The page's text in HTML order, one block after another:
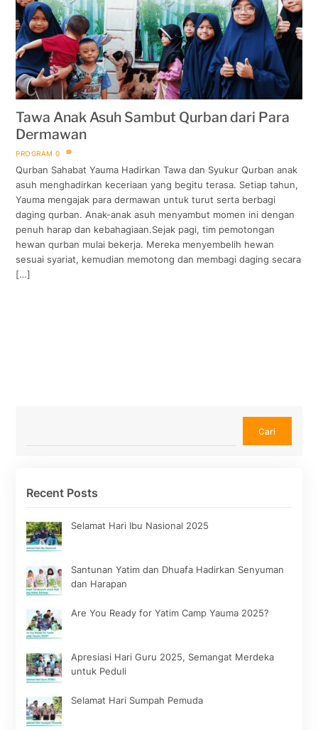
Tawa Anak Asuh Sambut Qurban dari Para
Dermawan
PROGRAM 0
Qurban Sahabat Yauma Hadirkan Tawa dan Syukur Qurban anak
asuh menghadirkan keceriaan yang begitu terasa. Setiap tahun,
Yauma mengajak para dermawan untuk turut serta berbagi
daging qurban. Anak-anak asuh menyambut momen ini dengan
penuh harap dan kebahagiaan.Sejak pagi, tim pemotongan
hewan qurban mulai bekerja. Mereka menyembelih hewan
sesuai syariat, kemudian memotong dan membagi daging secara
[…]
Cari
Recent Posts
Selamat Hari Ibu Nasional 2025
Santunan Yatim dan Dhuafa Hadirkan Senyuman
dan Harapan
Are You Ready for Yatim Camp Yauma 2025?
Apresiasi Hari Guru 2025, Semangat Merdeka
untuk Peduli
Selamat Hari Sumpah Pemuda